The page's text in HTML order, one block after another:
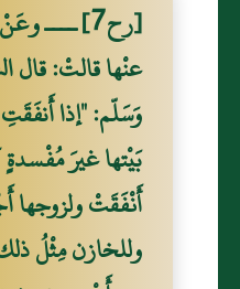
[رح7] ــــ
عنْها قالتْ: قال
وَسَلّم: "إذا
بَيْتها غيرَ مُفْسدةٍ
أَنْفَقَتْ ولزوجها
وللخازن مِثْلُ